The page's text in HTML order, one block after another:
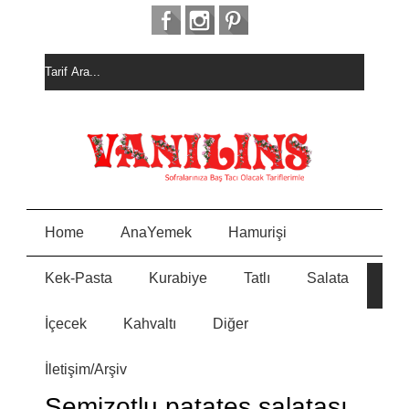
Home AnaYemek Hamurişi
Kek-Pasta Kurabiye Tatlı Salata
İçecek Kahvaltı Diğer
İletişim/Arşiv